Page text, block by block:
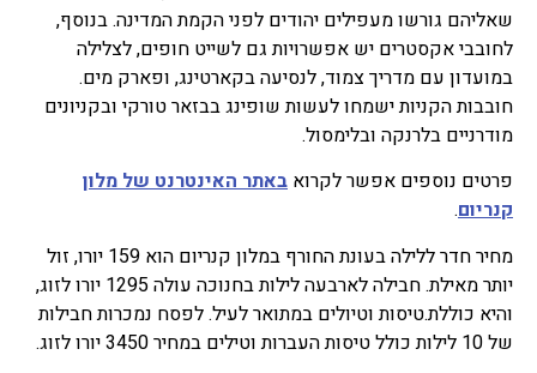
שאליהם גורשו מעפילים יהודים לפני הקמת המדינה. בנוסף,
לחובבי אקסטרים יש אפשרויות גם לשייט חופים, לצלילה
במועדון עם מדריך צמוד, לנסיעה בקארטינג, ופארק מים.
חובבות הקניות ישמחו לעשות שופינג בבזאר טורקי ובקניונים
מודרניים בלרנקה ובלימסול.
פרטים נוספים אפשר לקרוא באתר האינטרנט של מלון
קנריום.
מחיר חדר ללילה בעונת החורף במלון קנריום הוא 159 יורו, זול
יותר מאילת. חבילה לארבעה לילות בחנוכה עולה 1295 יורו לזוג,
והיא כוללת.טיסות וטיולים במתואר לעיל. לפסח נמכרות חבילות
של 10 לילות כולל טיסות העברות וטילים במחיר 3450 יורו לזוג.